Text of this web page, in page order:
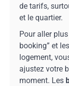
de tarifs,
et le quartier.
Pour aller
booking” et
logement,
ajustez votre
moment. Les